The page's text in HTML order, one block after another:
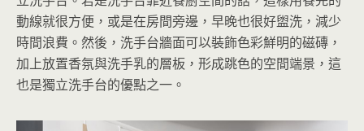
動線就很方便，或是在房間旁邊，早晚也很好盥洗，減少
時間浪費。然後，洗手台牆面可以裝飾色彩鮮明的磁磚，
加上放置香氛與洗手乳的層板，形成跳色的空間端景，這
也是獨立洗手台的優點之一。